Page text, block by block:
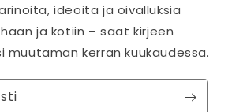
ideoita ja oivalluksia
ja kotiin – saat kirjeen
muutaman kerran kuukaudessa.